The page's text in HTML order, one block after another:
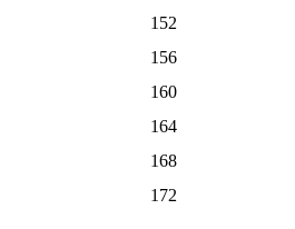
152
156
160
164
168
172